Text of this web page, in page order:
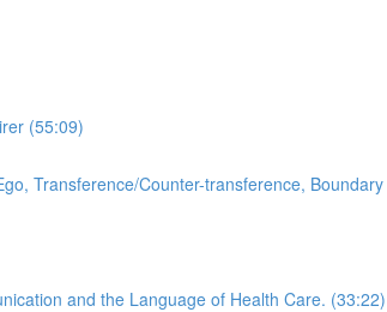
(55:09)
Transference/Counter-transference,
and the Language of Health Care. (33:22)